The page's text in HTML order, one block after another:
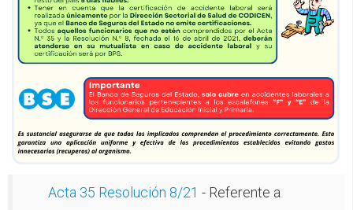
Acta 35 Resolución 8/21 - Referente a